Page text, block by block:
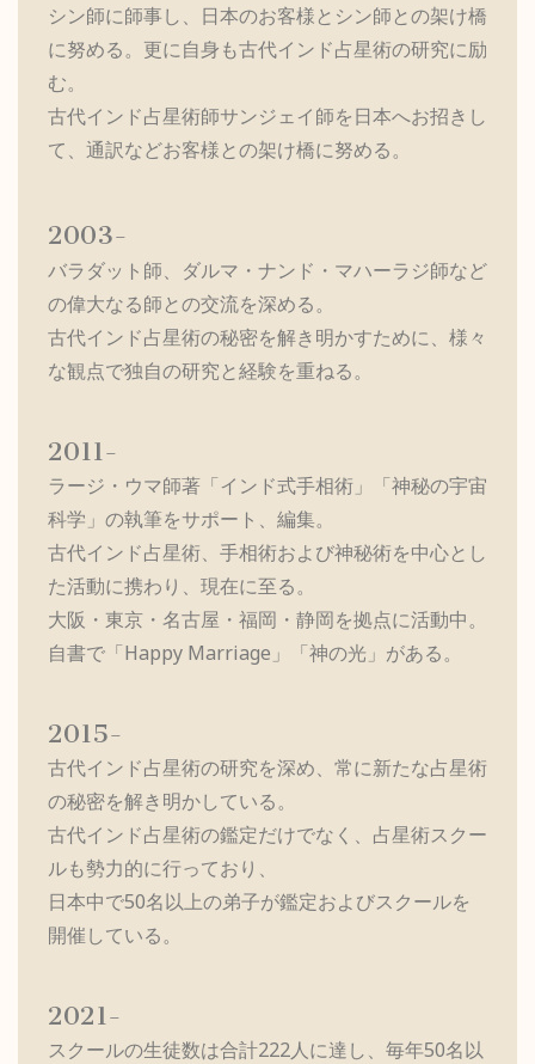
シン師に師事し、日本のお客様とシン師との架け橋
に努める。更に自身も古代インド占星術の研究に励
む。
古代インド占星術師サンジェイ師を日本へお招きし
て、通訳などお客様との架け橋に努める。
2003-
バラダット師、ダルマ・ナンド・マハーラジ師など
の偉大なる師との交流を深める。
古代インド占星術の秘密を解き明かすために、様々
な観点で独自の研究と経験を重ねる。
2011-
ラージ・ウマ師著「インド式手相術」「神秘の宇宙
科学」の執筆をサポート、編集。
古代インド占星術、手相術および神秘術を中心とし
た活動に携わり、現在に至る。
大阪・東京・名古屋・福岡・静岡を拠点に活動中。
自書で「Happy Marriage」「神の光」がある。
2015-
古代インド占星術の研究を深め、常に新たな占星術
の秘密を解き明かしている。
古代インド占星術の鑑定だけでなく、占星術スクー
ルも勢力的に行っており、
日本中で50名以上の弟子が鑑定およびスクールを
開催している。
2021-
スクールの生徒数は合計222人に達し、毎年50名以